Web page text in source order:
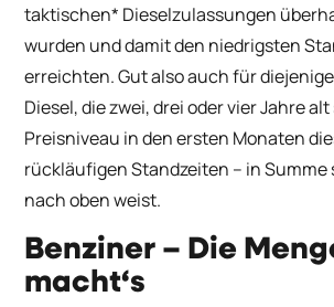
taktischen* Dieselzulassungen
wurden und damit den niedrigsten
erreichten. Gut also auch für
Diesel, die zwei, drei oder vier Jahre
Preisniveau in den ersten Monaten
rückläufigen Standzeiten – in Summe
nach oben weist.
Benziner – Die
macht‘s